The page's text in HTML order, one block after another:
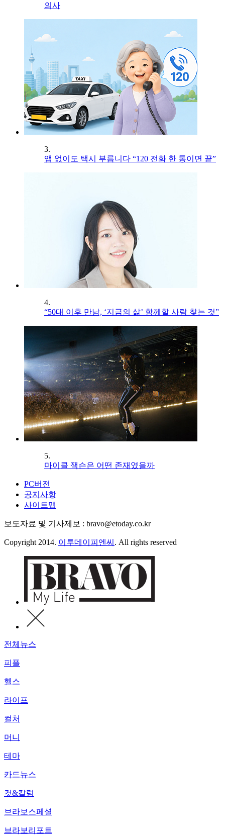
의사
3.
앱 없이도 택시 부릅니다 “120 전화 한 통이면 끝”
4.
“50대 이후 만남, ‘지금의 삶’ 함께할 사람 찾는 것”
5.
마이클 잭슨은 어떤 존재였을까
PC버전
공지사항
사이트맵
보도자료 및 기사제보 : bravo@etoday.co.kr
Copyright 2014. 이투데이피엔씨 . All rights reserved
전체뉴스
피플
헬스
라이프
컬처
머니
테마
카드뉴스
컷&칼럼
브라보스페셜
브라보리포트